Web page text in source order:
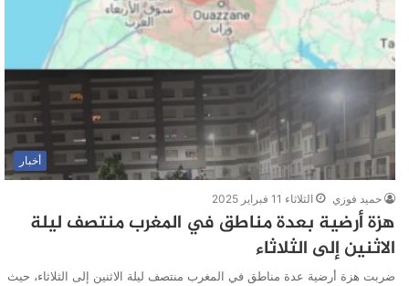
أخبار
حميد فوزي الثلاثاء 11 فبراير 2025
هزة أرضية بعدة مناطق في المغرب منتصف ليلة
الاثنين إلى الثلاثاء
ضربت هزة أرضية عدة مناطق في المغرب منتصف ليلة الاثنين إلى الثلاثاء، حيث